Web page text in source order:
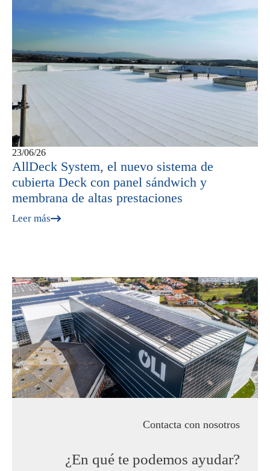
23/06/26
AllDeck System, el nuevo sistema de
cubierta Deck con panel sándwich y
membrana de altas prestaciones
Leer más
Contacta con nosotros
¿En qué te podemos ayudar?